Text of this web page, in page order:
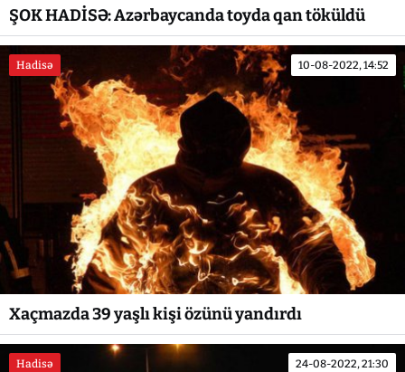
ŞOK HADİSƏ: Azərbaycanda toyda qan töküldü
Hadisə 10-08-2022, 14:52
Xaçmazda 39 yaşlı kişi özünü yandırdı
Hadisə 24-08-2022, 21:30